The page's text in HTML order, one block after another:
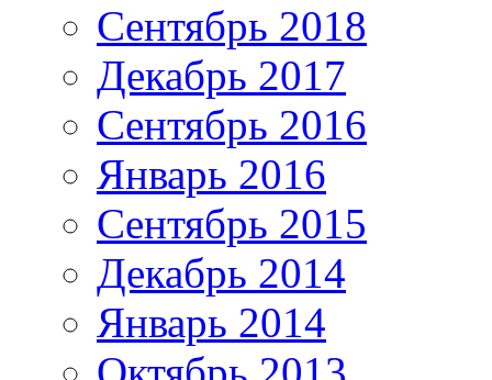
Сентябрь 2018
Декабрь 2017
Сентябрь 2016
Январь 2016
Сентябрь 2015
Декабрь 2014
Январь 2014